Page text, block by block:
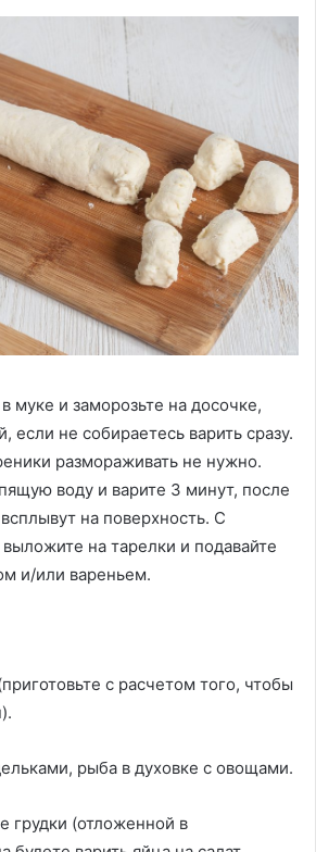
муке и заморозьте на досочке,
если не собираетесь варить сразу.
размораживать не нужно.
воду и варите 3 минут, после
на поверхность. С
на тарелки и подавайте
и/или вареньем.
с расчетом того, чтобы
рыба в духовке с овощами.
грудки (отложенной в